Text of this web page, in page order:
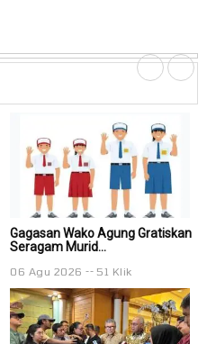
Gagasan Wako Agung Gratiskan
Seragam Murid...
06 Agu 2026 51 Klik